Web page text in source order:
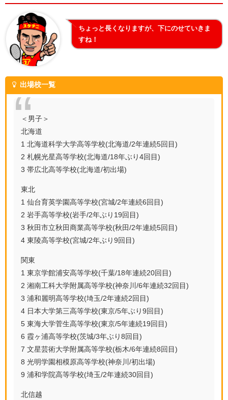
ちょっと長くなりますが、下にのせていきま
すね！
出場校一覧
＜男子＞
北海道
1 北海道科学大学高等学校(北海道/2年連続5回目)
2 札幌光星高等学校(北海道/18年ぶり4回目)
3 帯広北高等学校(北海道/初出場)
東北
1 仙台育英学園高等学校(宮城/2年連続6回目)
2 岩手高等学校(岩手/2年ぶり19回目)
3 秋田市立秋田商業高等学校(秋田/2年連続5回目)
4 東陵高等学校(宮城/2年ぶり9回目)
関東
1 東京学館浦安高等学校(千葉/18年連続20回目)
2 湘南工科大学附属高等学校(神奈川/6年連続32回目)
3 浦和麗明高等学校(埼玉/2年連続2回目)
4 日本大学第三高等学校(東京/5年ぶり9回目)
5 東海大学菅生高等学校(東京/5年連続19回目)
6 霞ヶ浦高等学校(茨城/3年ぶり8回目)
7 文星芸術大学附属高等学校(栃木/6年連続8回目)
8 光明学園相模原高等学校(神奈川/初出場)
9 浦和学院高等学校(埼玉/2年連続30回目)
北信越